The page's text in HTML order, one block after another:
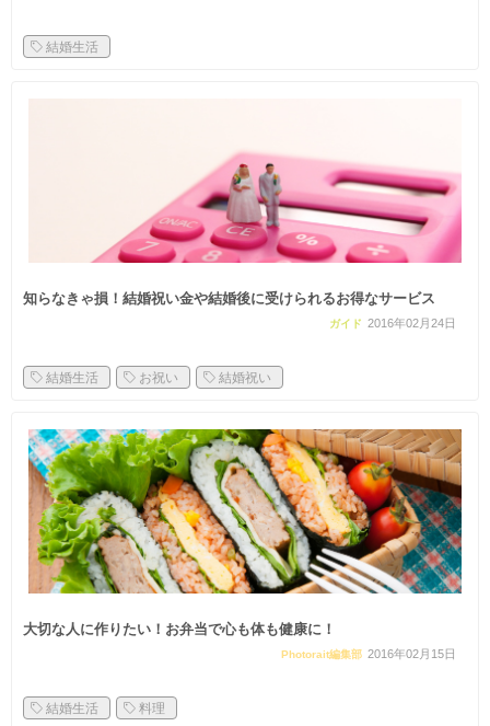
結婚生活
知らなきゃ損！結婚祝い金や結婚後に受けられるお得なサービス
ガイド 2016年02月24日
結婚生活 お祝い 結婚祝い
大切な人に作りたい！お弁当で心も体も健康に！
Photorait編集部 2016年02月15日
結婚生活 料理